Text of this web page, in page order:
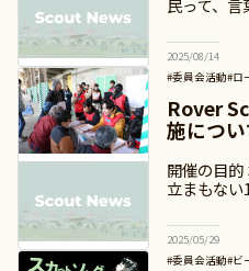
民って、
中にはどれ
カウトの衣
2025/08/14
#委員会活動#ロ
#日本連盟事業
Rover
施につい
開催の目的 ボーイスカウトは日本連盟の設
立まもな
裁 後藤新
までもなく
2025/05/29
#委員会活動#ビ